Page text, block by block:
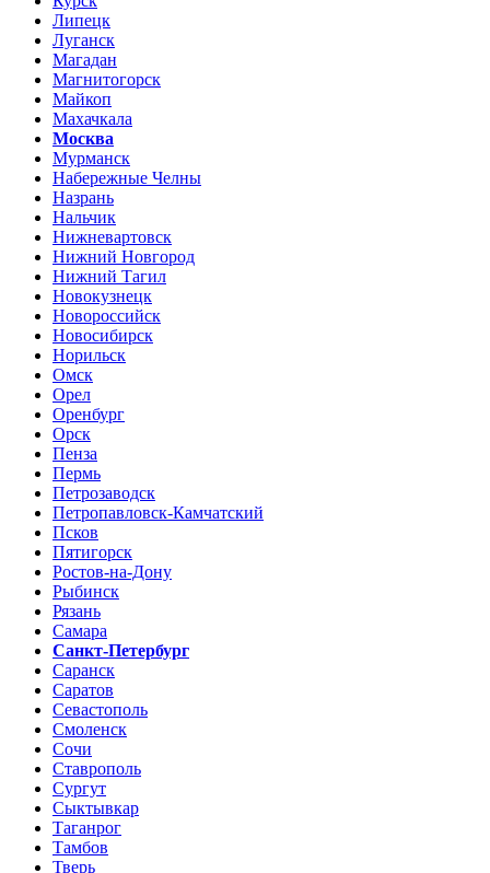
Липецк
Луганск
Магадан
Магнитогорск
Майкоп
Махачкала
Москва
Мурманск
Набережные Челны
Назрань
Нальчик
Нижневартовск
Нижний Новгород
Нижний Тагил
Новокузнецк
Новороссийск
Новосибирск
Норильск
Омск
Орел
Оренбург
Орск
Пенза
Пермь
Петрозаводск
Петропавловск-Камчатский
Псков
Пятигорск
Ростов-на-Дону
Рыбинск
Рязань
Самара
Санкт-Петербург
Саранск
Саратов
Севастополь
Смоленск
Сочи
Ставрополь
Сургут
Сыктывкар
Таганрог
Тамбов
Тверь